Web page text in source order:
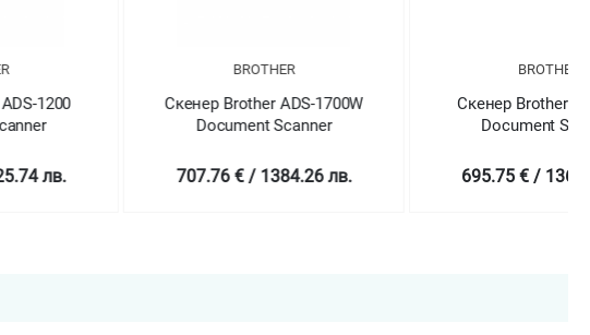
Скенер Brother ADS-1700W
Document Scanner
707.76 € / 1384.26 лв.
Скенер Brother ADS-2200
Document Scanner
695.75 € / 1360.77 лв.